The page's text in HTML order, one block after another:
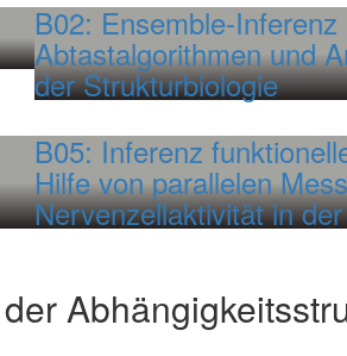
B02: Ensemble-
Abtastalgorithmen und
der Strukturbiologie
B05: Inferenz
Hilfe von parallelen
Nervenzellaktivität in